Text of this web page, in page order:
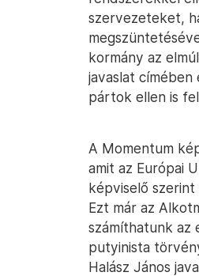
szervezeteket,
kormány az
javaslat
pártok ellen is
A Momentum
amit az Európai
képviselő szerint
Ezt már az
számíthatunk az
putyinista
Halász János